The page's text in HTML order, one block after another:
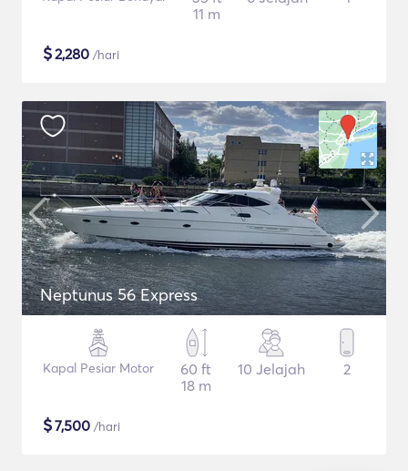
11 m
$2,280 /hari
Neptunus 56 Express
Kapal Pesiar Motor
60 ft
18 m
10 Jelajah 2
$7,500 /hari